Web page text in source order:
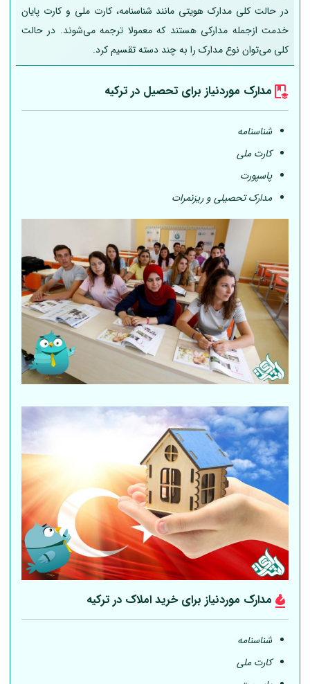
در حالت کلی مدارک هویتی مانند شناسنامه، کارت ملی و کارت پایان
خدمت ازجمله مدارکی هستند که معمولا ترجمه می‌شوند. در حالت
کلی می‌توان نوع مدارک را به چند دسته تقسیم کرد.
مدارک موردنیاز برای تحصیل در ترکیه
شناسنامه
کارت ملی
پاسپورت
مدارک تحصیلی و ریزنمرات
مدارک موردنیاز برای خرید املاک در ترکیه
شناسنامه
کارت ملی